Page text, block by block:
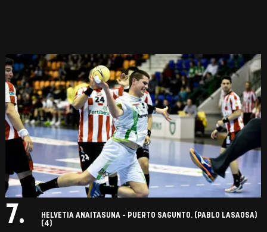
7.
HELVETIA ANAITASUNA - PUERTO SAGUNTO. (PABLO LASAOSA)
(4)